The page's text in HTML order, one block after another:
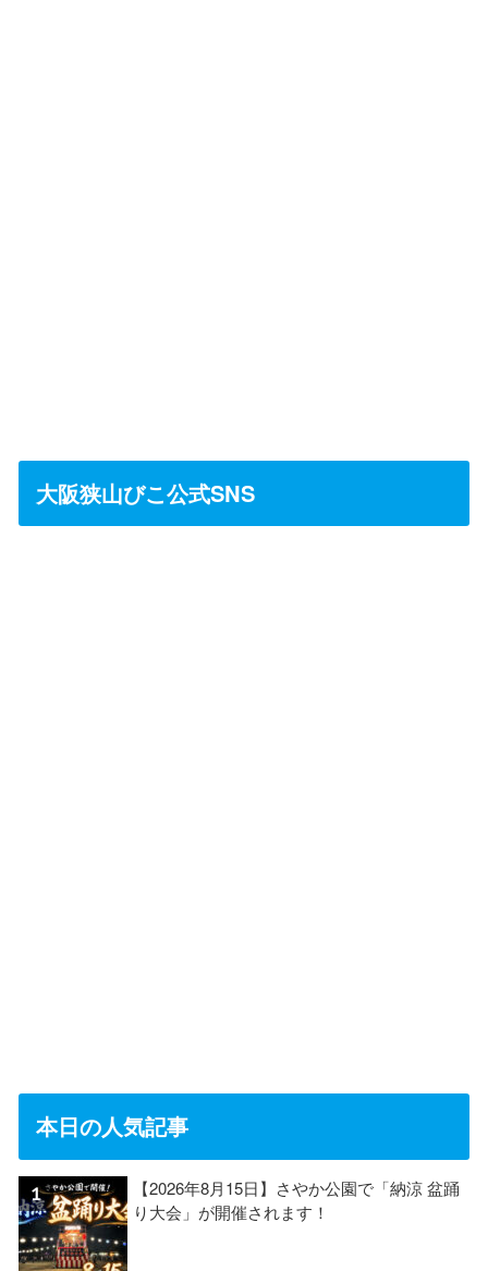
大阪狭山びこ公式SNS
本日の人気記事
【2026年8月15日】さやか公園で「納涼 盆踊
り大会」が開催されます！